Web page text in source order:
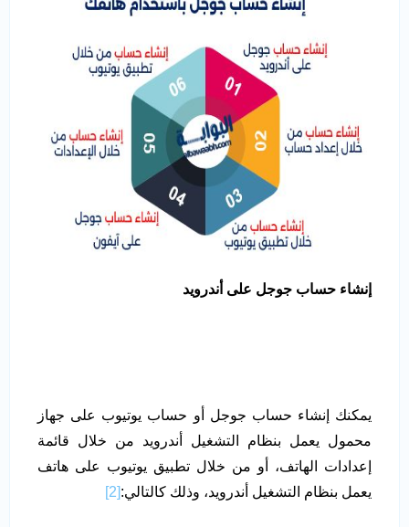
إنشاء حساب جوجل على أندرويد
يمكنك إنشاء حساب جوجل أو حساب يوتيوب على جهاز
محمول يعمل بنظام التشغيل أندرويد من خلال قائمة
إعدادات الهاتف، أو من خلال تطبيق يوتيوب على هاتف
يعمل بنظام التشغيل أندرويد، وذلك كالتالي:[2]